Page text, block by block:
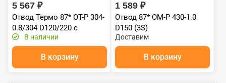
5 567 ₽
Отвод Термо 87* ОТ-Р 304-
0.8/304 D120/220 с
хомутом
В наличии
В корзину
1 589 ₽
Отвод 87* ОМ-Р 430-1.0
D150 (3S)
Доставим
В корзину